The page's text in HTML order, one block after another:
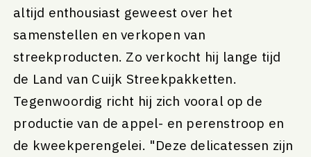
altijd enthousiast geweest over het
samenstellen en verkopen van
streekproducten. Zo verkocht hij lange tijd
de Land van Cuijk Streekpakketten.
Tegenwoordig richt hij zich vooral op de
productie van de appel- en perenstroop en
de kweekperengelei. "Deze delicatessen zijn